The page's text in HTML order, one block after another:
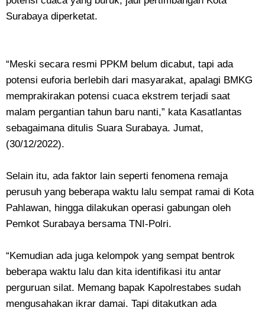
Surabaya diperketat.
“Meski secara resmi PPKM belum dicabut, tapi ada
potensi euforia berlebih dari masyarakat, apalagi BMKG
memprakirakan potensi cuaca ekstrem terjadi saat
malam pergantian tahun baru nanti,” kata Kasatlantas
sebagaimana ditulis Suara Surabaya. Jumat,
(30/12/2022).
Selain itu, ada faktor lain seperti fenomena remaja
perusuh yang beberapa waktu lalu sempat ramai di Kota
Pahlawan, hingga dilakukan operasi gabungan oleh
Pemkot Surabaya bersama TNI-Polri.
“Kemudian ada juga kelompok yang sempat bentrok
beberapa waktu lalu dan kita identifikasi itu antar
perguruan silat. Memang bapak Kapolrestabes sudah
mengusahakan ikrar damai. Tapi ditakutkan ada